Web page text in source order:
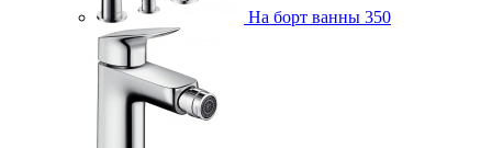
На борт ванны 350